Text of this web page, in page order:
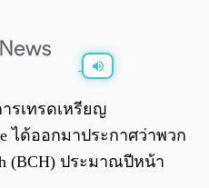
รเทรดเหรียญ
ได้ออกมาประกาศว่าพวก
(BCH) ประมาณปีหน้า